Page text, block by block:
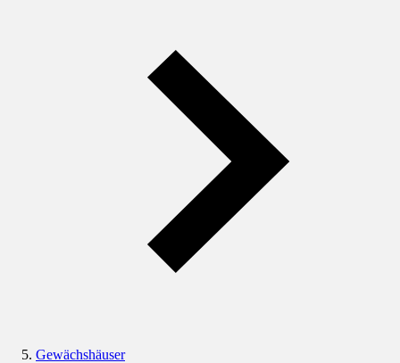
Gewächshäuser